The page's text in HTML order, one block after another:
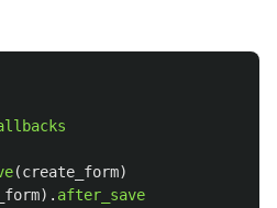
(create_form)
). after_save